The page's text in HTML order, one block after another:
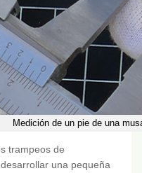
Medición de un pie de una
trampeos de
una pequeña